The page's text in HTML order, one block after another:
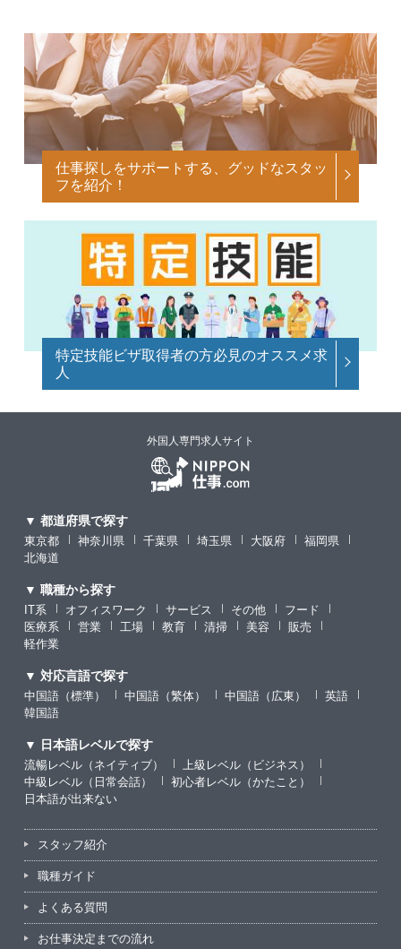
仕事探しをサポートする、グッドなスタッ
フを紹介！
特定技能ビザ取得者の方必見のオススメ求
人
外国人専門求人サイト
▼ 都道府県で探す
東京都 神奈川県 千葉県 埼玉県 大阪府
福岡県
北海道
▼ 職種から探す
IT系 オフィスワーク サービス その他
フード
医療系
営業 工場 教育 清掃 美容
販売
軽作業
▼ 対応言語で探す
中国語（標準） 中国語（繁体） 中国語（広東）
英語
韓国語
▼ 日本語レベルで探す
流暢レベル（ネイティブ）
上級レベル（ビジネス）
中級レベル（日常会話）
初心者レベル（かたこと）
日本語が出来ない
スタッフ紹介
職種ガイド
よくある質問
お仕事決定までの流れ